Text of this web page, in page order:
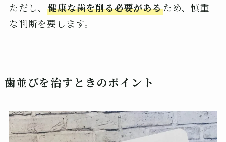
ただし、健康な歯を削る必要があるため、慎重
な判断を要します。
歯並びを治すときのポイント